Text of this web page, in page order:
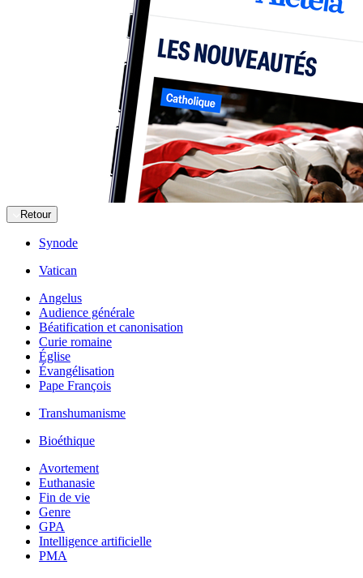
Retour
Synode
Vatican
Angelus
Audience générale
Béatification et canonisation
Curie romaine
Église
Évangélisation
Pape François
Transhumanisme
Bioéthique
Avortement
Euthanasie
Fin de vie
Genre
GPA
Intelligence artificielle
PMA